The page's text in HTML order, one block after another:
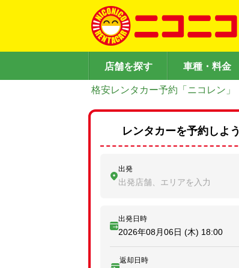
店舗を探す 車種・料金
格安レンタカー予約「ニコレン」
レンタカーを予約しよう
出発
出発店舗、エリアを入力
出発日時
2026年08月06日 (木) 18:00
返却日時